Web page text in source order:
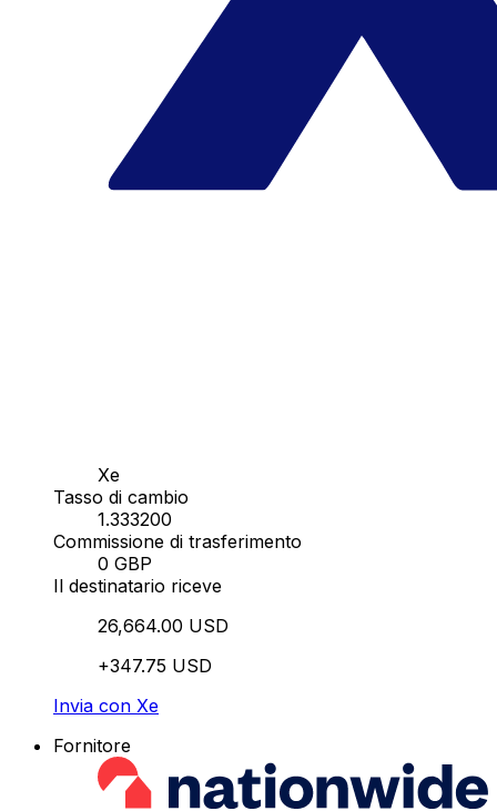
Xe
Tasso di cambio
1.333200
Commissione di trasferimento
0 GBP
Il destinatario riceve
26,664.00 USD
+347.75 USD
Invia con Xe
Fornitore